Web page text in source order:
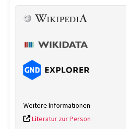
Weitere Informationen
Literatur zur Person